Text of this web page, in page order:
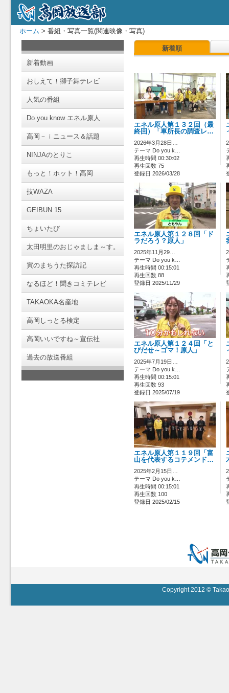
ホーム > 番組・写真一覧(関連映像・写真)
新着動画
おしえて！獅子舞テレビ
人気の番組
Do you know エネル原人
高岡－ｉニュース＆話題
NINJAのとりこ
もっと！ホット！高岡
技WAZA
GEIBUN 15
ちょいたび
太田明里のおじゃましま～す。
寅のまちうた探訪記
なるほど！聞きコミテレビ
TAKAOKA名産地
高岡しっとる検定
高岡いいですね～宣伝社
過去の放送番組
新着順
エネル原人第１３２回（最
終回）「車所長の調査レ…
2026年3月28日…
テーマ Do you k…
再生時間 00:30:02
再生回数 75
登録日 2026/03/28
エネル原人第１２８回「ド
ラだろう？原人」
2025年11月29…
テーマ Do you k…
再生時間 00:15:01
再生回数 88
登録日 2025/11/29
エネル原人第１２４回「と
びだせ～ゴマ！原人」
2025年7月19日…
テーマ Do you k…
再生時間 00:15:01
再生回数 93
登録日 2025/07/19
エネル原人第１１９回「富
山を代表するコテメンド…
2025年2月15日…
テーマ Do you k…
再生時間 00:15:01
再生回数 100
登録日 2025/02/15
Copyright 2012 ©